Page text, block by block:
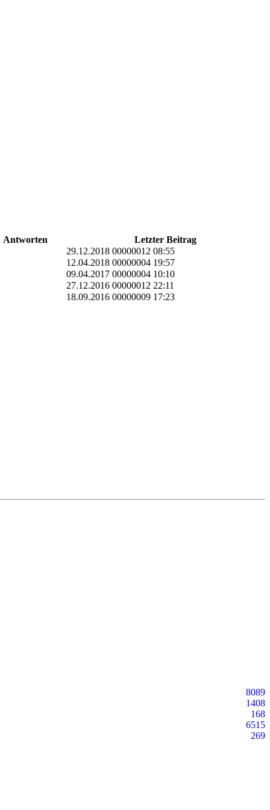
Antworten
Letzter Beitrag
29.12.2018 00000012 08:55
12.04.2018 00000004 19:57
09.04.2017 00000004 10:10
27.12.2016 00000012 22:11
18.09.2016 00000009 17:23
8089
1408
168
6515
269